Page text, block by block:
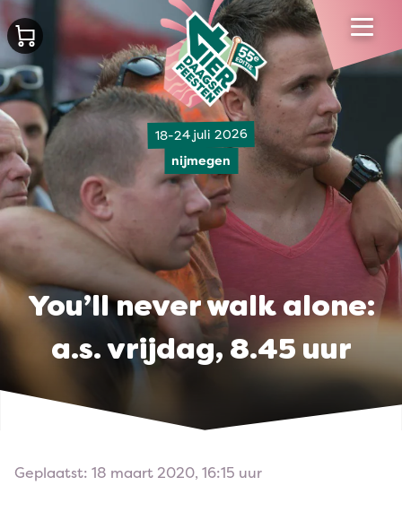
18-24 juli 2026
nijmegen
You’ll never walk alone:
a.s. vrijdag, 8.45 uur
Geplaatst: 18 maart 2020, 16:15 uur